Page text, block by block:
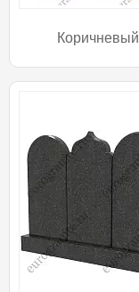
Коричневый